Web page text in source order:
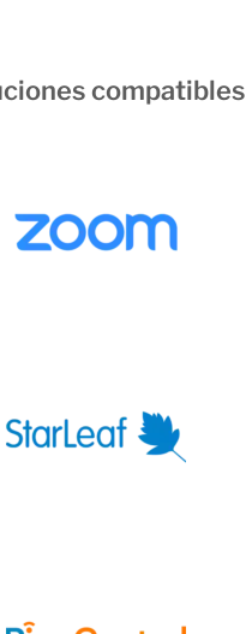
compatibles